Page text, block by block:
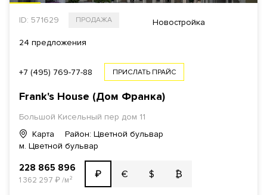
ID: 571629 ПРОДАЖА Новостройка
24 предложения
+7 (495) 769-77-88 ПРИСЛАТЬ ПРАЙС
Frank's House (Дом Франка)
Большой Кисельный пер дом 11
Карта
Район: Цветной бульвар
м. Цветной бульвар
228 865 896
1 362 297 ₽/м² ₽ € $ ₿